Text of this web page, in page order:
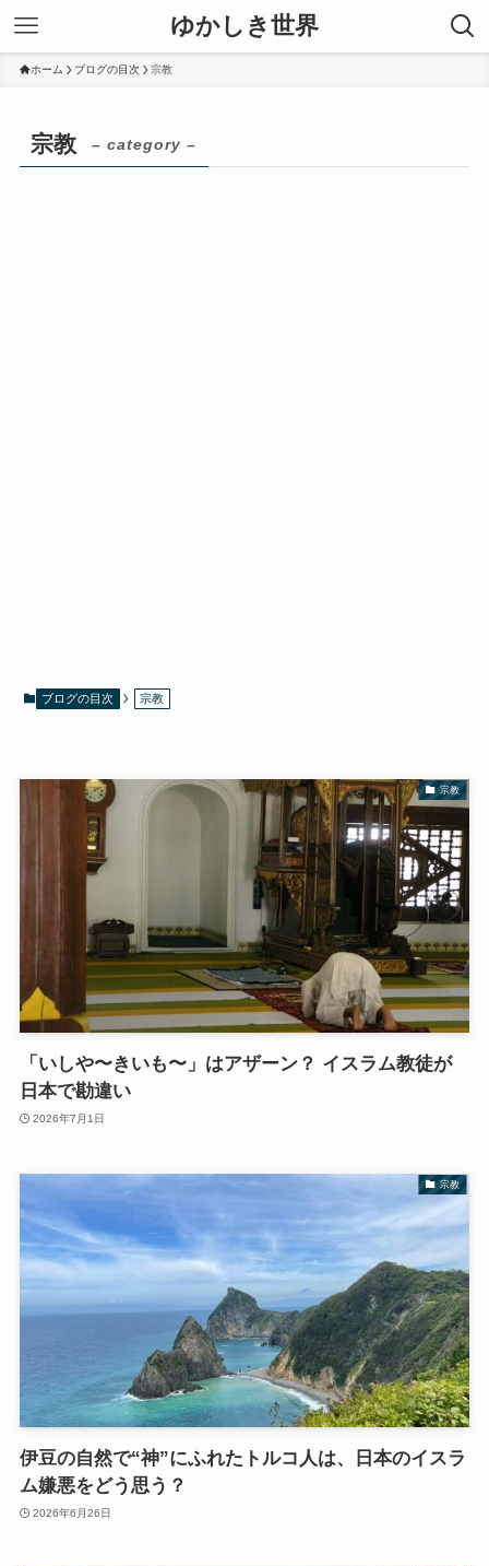
ゆかしき世界
ホーム ブログの目次 宗教
宗教 – category –
ブログの目次 宗教
宗教
「いしや〜きいも〜」はアザーン？ イスラム教徒が
日本で勘違い
2026年7月1日
宗教
伊豆の自然で“神”にふれたトルコ人は、日本のイスラ
ム嫌悪をどう思う？
2026年6月26日